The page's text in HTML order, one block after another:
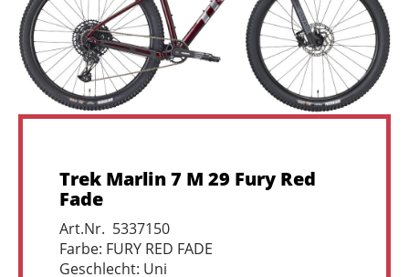
Trek Marlin 7 M 29 Fury Red
Fade
Art.Nr. 5337150
Farbe: FURY RED FADE
Geschlecht: Uni